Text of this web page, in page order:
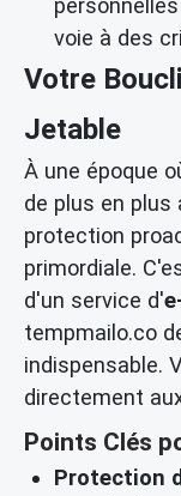
voie à des
Votre
Jetable
À une époque
de plus en
protection
primordiale.
d'un service d'
tempmailo.co
indispensable.
directement
Points Clés
Protection